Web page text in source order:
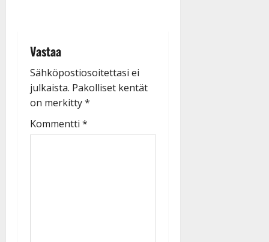
Vastaa
Sähköpostiosoitettasi ei
julkaista. Pakolliset kentät
on merkitty*
Kommentti *